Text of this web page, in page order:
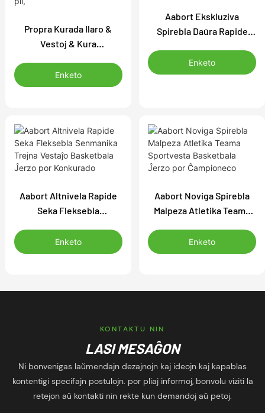
Propra Kurada Ilaro &
Vestoj & Kura
pantalonetoj, t-ĉemizoj, t-
ĉemizoj, jako, pantalono &
Enketo
Aabort Ekskluziva
Spirebla Daŭra Rapide
Basketbala Ĵerzo por
Trejnado
Enketo
Aabort Altnivela Rapide
Seka Fleksebla
Basketbala Ĵerzo por
Konkurado
Enketo
Aabort Noviga Spirebla
Malpeza Atletika Teama
Ĵerzo por Ĉampioneco
Enketo
KONTAKTU NIN
LASI MESAĜON
Ni bonvenigas laŭmendajn dezajnojn kaj ideojn kaj kapablas
kontentigi specifajn postulojn. por pliaj informoj, bonvolu viziti la
retejon aŭ kontakti nin rekte kun demandoj aŭ petoj.